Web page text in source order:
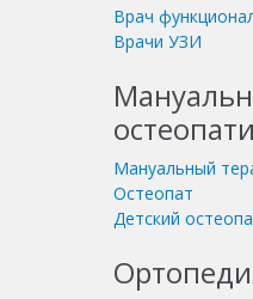
Врач
Врачи УЗИ
Мануальный
Остеопат
Детский